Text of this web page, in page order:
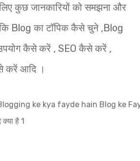
कुछ जानकारियों को समझना और
Blog का टॉपिक कैसे चुने ,Blog
कैसे करें , SEO कैसे करें ,
करें आदि ।